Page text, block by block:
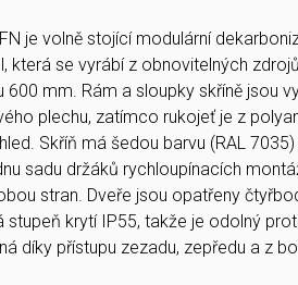
je volně stojící modulární
která se vyrábí z obnovitelných
600 mm. Rám a sloupky skříně jsou
plechu, zatímco rukojeť je z
Skříň má šedou barvu (RAL
sadu držáků rychloupínacích
stran. Dveře jsou opatřeny
stupeň krytí IP55, takže je odolný
díky přístupu zezadu, zepředu a z